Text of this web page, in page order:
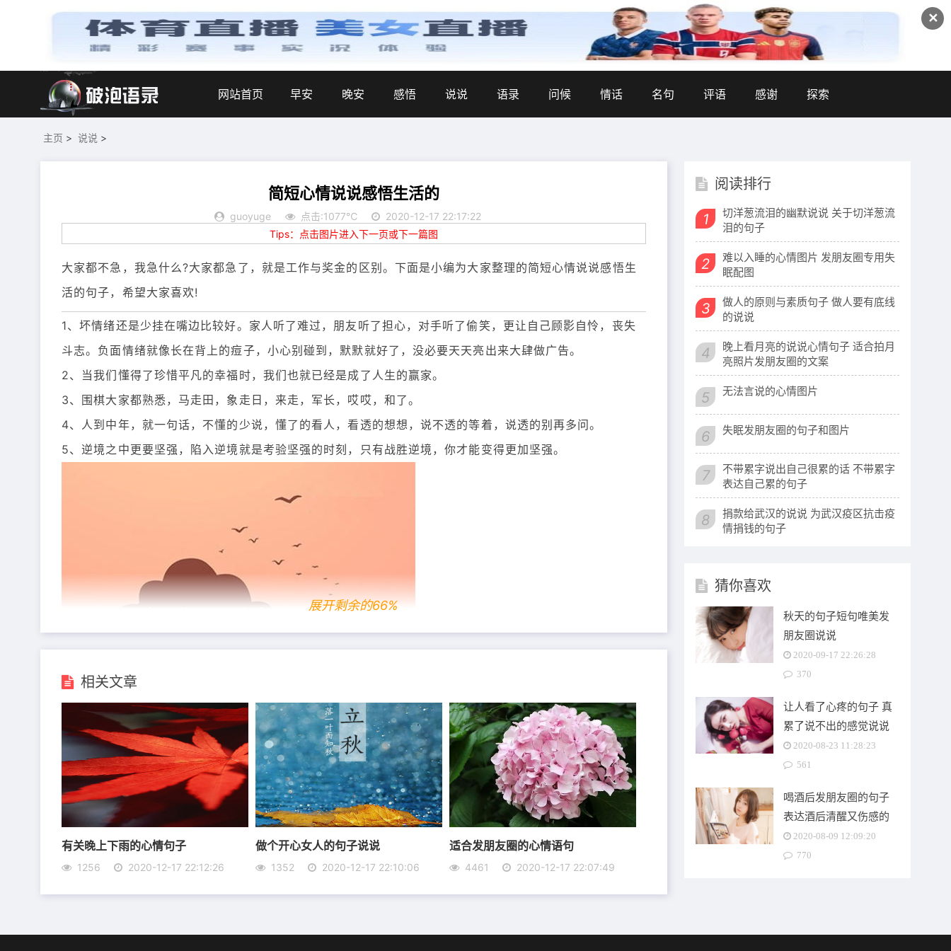
✕
网站首页 早安 晚安 感悟 说说 语录 问候 情话 名句 评语 感谢 探索
主页 > 说说 >
简短心情说说感悟生活的
guoyuge 点击:1077℃
2020-12-17 22:17:22
Tips：点击图片进入下一页或下一篇图
大家都不急，我急什么?大家都急了，就是工作与奖金的区别。下面是小编为大家整理的简短心情说说感悟生
活的句子，希望大家喜欢!
1、坏情绪还是少挂在嘴边比较好。家人听了难过，朋友听了担心，对手听了偷笑，更让自己顾影自怜，丧失
斗志。负面情绪就像长在背上的痘子，小心别碰到，默默就好了，没必要天天亮出来大肆做广告。
2、当我们懂得了珍惜平凡的幸福时，我们也就已经是成了人生的赢家。
3、围棋大家都熟悉，马走田，象走日，来走，军长，哎哎，和了。
4、人到中年，就一句话，不懂的少说，懂了的看人，看透的想想，说不透的等着，说透的别再多问。
5、逆境之中更要坚强，陷入逆境就是考验坚强的时刻，只有战胜逆境，你才能变得更加坚强。
6、我做好了和你共度一生的准备，也可以接受明天你离开我的事实，这就是我爱你的方式。
7、什么是吉祥圆满?身心健康工作顺利家庭和睦就是吉祥圆满。
9、人活着，很累很累，有一种善意，藏在心田，有一个梦想，藏在天涯。
展开剩余的66%
相关文章
有关晚上下雨的心情句子
1256 2020-12-17 22:12:26
做个开心女人的句子说说
1352 2020-12-17 22:10:06
适合发朋友圈的心情语句
4461 2020-12-17 22:07:49
阅读排行
1
切洋葱流泪的幽默说说 关于切洋葱流
泪的句子
2
难以入睡的心情图片 发朋友圈专用失
眠配图
3
做人的原则与素质句子 做人要有底线
的说说
4
晚上看月亮的说说心情句子 适合拍月
亮照片发朋友圈的文案
5 无法言说的心情图片
6 失眠发朋友圈的句子和图片
7
不带累字说出自己很累的话 不带累字
表达自己累的句子
8
捐款给武汉的说说 为武汉疫区抗击疫
情捐钱的句子
猜你喜欢
秋天的句子短句唯美发
朋友圈说说
2020-09-17 22:26:28
370
让人看了心疼的句子 真
累了说不出的感觉说说
2020-08-23 11:28:23
561
喝酒后发朋友圈的句子
表达酒后清醒又伤感的
句子
2020-08-09 12:09:20
770